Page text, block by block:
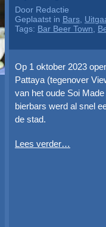
Door Redactie
Geplaatst in Bars
Tags: Bar Beer Town
Op 1 oktober 2023
Pattaya (tegenover
van het oude Soi
bierbars werd al snel
de stad.
Lees verder…